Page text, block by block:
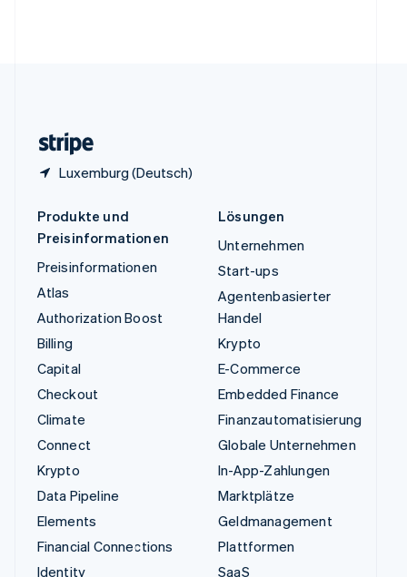
Luxemburg (Deutsch)
Produkte und
Preisinformationen
Preisinformationen
Atlas
Authorization Boost
Billing
Capital
Checkout
Climate
Connect
Krypto
Data Pipeline
Elements
Financial Connections
Identity
Lösungen
Unternehmen
Start-ups
Agentenbasierter
Handel
Krypto
E-Commerce
Embedded Finance
Finanzautomatisierung
Globale Unternehmen
In-App-Zahlungen
Marktplätze
Geldmanagement
Plattformen
SaaS